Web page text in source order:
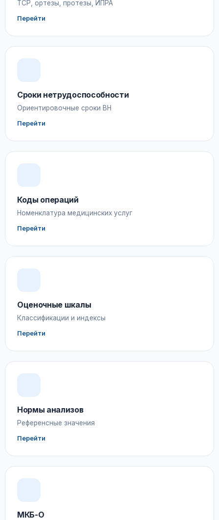
ТСР, ортезы, протезы, ИПРА
Перейти
Сроки нетрудоспособности
Ориентировочные сроки ВН
Перейти
Коды операций
Номенклатура медицинских услуг
Перейти
Оценочные шкалы
Классификации и индексы
Перейти
Нормы анализов
Референсные значения
Перейти
МКБ-О